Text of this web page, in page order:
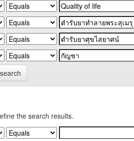
the search results.